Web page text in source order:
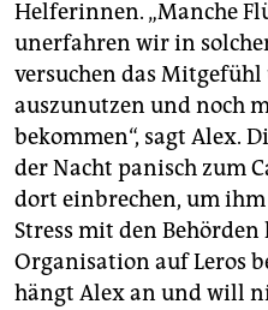
Helferinnen. „Manche
unerfahren wir in
versuchen das Mitgefühl
auszunutzen und noch
bekommen“, sagt Alex.
der Nacht panisch zum
dort einbrechen, um
Stress mit den
Organisation auf Leros
hängt Alex an und will